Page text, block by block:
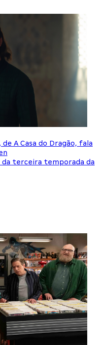
A Casa do Dragão, fala
da terceira temporada da